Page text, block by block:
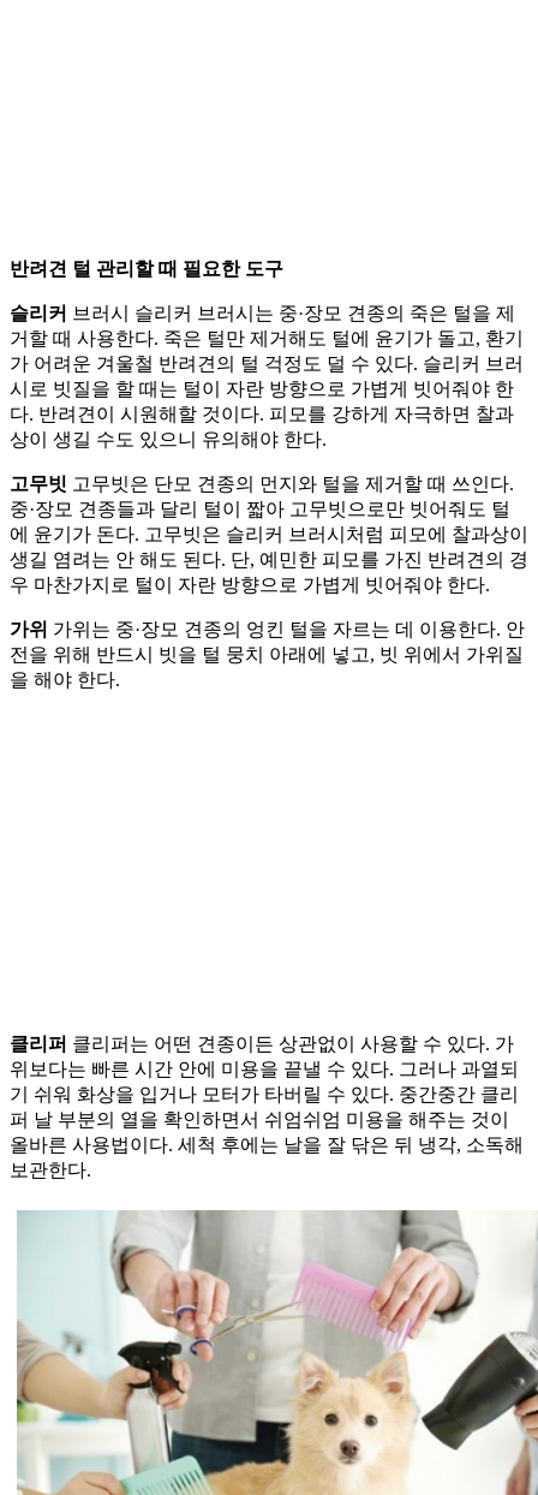
반려견 털 관리할 때 필요한 도구
슬리커 브러시 슬리커 브러시는 중·장모 견종의 죽은 털을 제
거할 때 사용한다. 죽은 털만 제거해도 털에 윤기가 돌고, 환기
가 어려운 겨울철 반려견의 털 걱정도 덜 수 있다. 슬리커 브러
시로 빗질을 할 때는 털이 자란 방향으로 가볍게 빗어줘야 한
다. 반려견이 시원해할 것이다. 피모를 강하게 자극하면 찰과
상이 생길 수도 있으니 유의해야 한다.
고무빗 고무빗은 단모 견종의 먼지와 털을 제거할 때 쓰인다.
중·장모 견종들과 달리 털이 짧아 고무빗으로만 빗어줘도 털
에 윤기가 돈다. 고무빗은 슬리커 브러시처럼 피모에 찰과상이
생길 염려는 안 해도 된다. 단, 예민한 피모를 가진 반려견의 경
우 마찬가지로 털이 자란 방향으로 가볍게 빗어줘야 한다.
가위 가위는 중·장모 견종의 엉킨 털을 자르는 데 이용한다. 안
전을 위해 반드시 빗을 털 뭉치 아래에 넣고, 빗 위에서 가위질
을 해야 한다.
클리퍼 클리퍼는 어떤 견종이든 상관없이 사용할 수 있다. 가
위보다는 빠른 시간 안에 미용을 끝낼 수 있다. 그러나 과열되
기 쉬워 화상을 입거나 모터가 타버릴 수 있다. 중간중간 클리
퍼 날 부분의 열을 확인하면서 쉬엄쉬엄 미용을 해주는 것이
올바른 사용법이다. 세척 후에는 날을 잘 닦은 뒤 냉각, 소독해
보관한다.